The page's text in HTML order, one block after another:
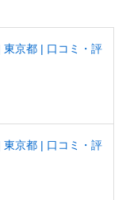
東京都 | 口コミ・評
東京都 | 口コミ・評